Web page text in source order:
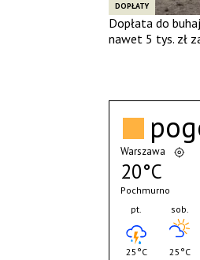
DOPŁATY
Dopłata do
nawet 5 tys. zł
Warszawa
20°C
Pochmurno
pt.
25°C
sob.
25°C